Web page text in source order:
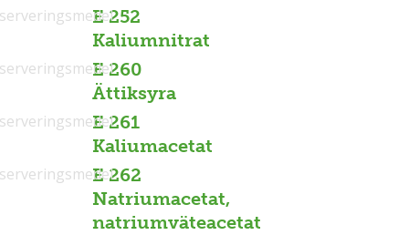
E 252
Kaliumnitrat
E 260
Ättiksyra
E 261
Kaliumacetat
E 262
Natriumacetat,
natriumväteacetat